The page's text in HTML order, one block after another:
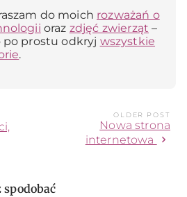
do moich rozważań o
oraz zdjęć zwierząt –
po prostu odkryj wszystkie
.
OLDER POST
Nowa strona
internetowa
chevron_right